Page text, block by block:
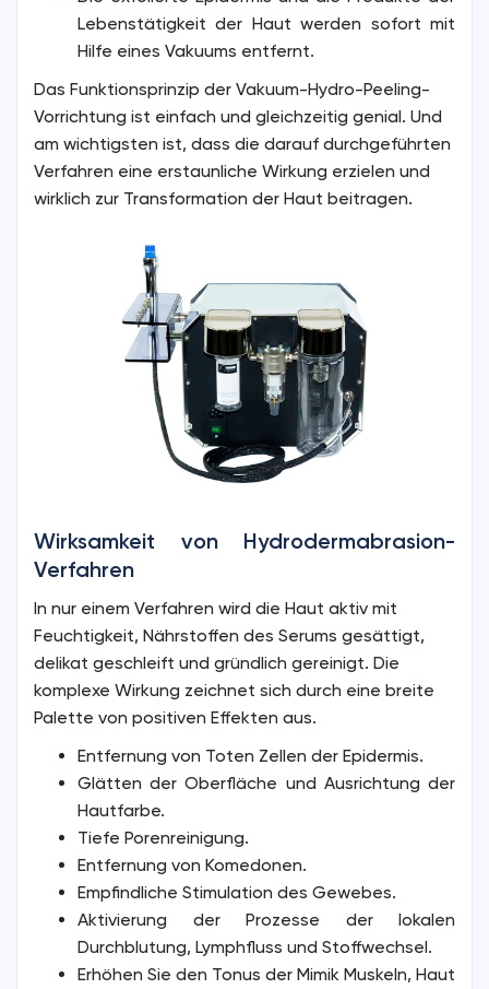
Lebenstätigkeit der Haut werden sofort mit
Hilfe eines Vakuums entfernt.
Das Funktionsprinzip der Vakuum-Hydro-Peeling-
Vorrichtung ist einfach und gleichzeitig genial. Und
am wichtigsten ist, dass die darauf durchgeführten
Verfahren eine erstaunliche Wirkung erzielen und
wirklich zur Transformation der Haut beitragen.
Wirksamkeit von Hydrodermabrasion-
Verfahren
In nur einem Verfahren wird die Haut aktiv mit
Feuchtigkeit, Nährstoffen des Serums gesättigt,
delikat geschleift und gründlich gereinigt. Die
komplexe Wirkung zeichnet sich durch eine breite
Palette von positiven Effekten aus.
Entfernung von Toten Zellen der Epidermis.
Glätten der Oberfläche und Ausrichtung der
Hautfarbe.
Tiefe Porenreinigung.
Entfernung von Komedonen.
Empfindliche Stimulation des Gewebes.
Aktivierung der Prozesse der lokalen
Durchblutung, Lymphfluss und Stoffwechsel.
Erhöhen Sie den Tonus der Mimik Muskeln, Haut